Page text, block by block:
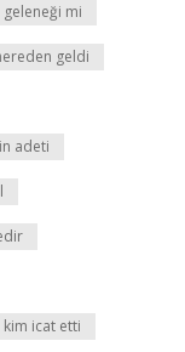
mi
geldi
adeti
icat etti